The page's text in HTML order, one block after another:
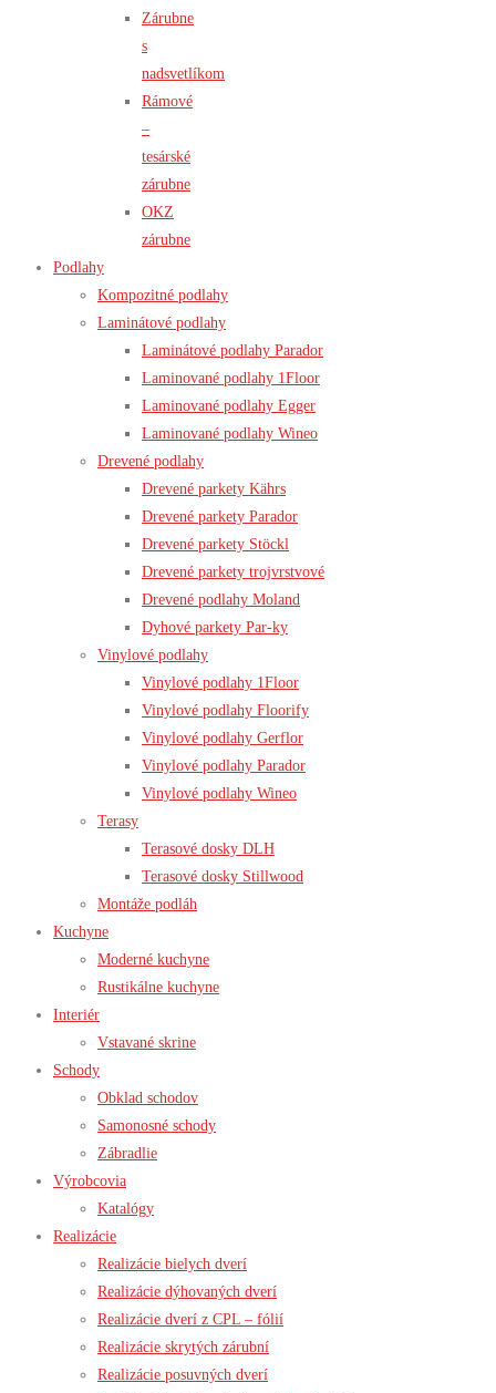
Zárubne
s
nadsvetlíkom
Rámové
–
tesárské
zárubne
OKZ
zárubne
Podlahy
Kompozitné podlahy
Laminátové podlahy
Laminátové podlahy Parador
Laminované podlahy 1Floor
Laminované podlahy Egger
Laminované podlahy Wineo
Drevené podlahy
Drevené parkety Kährs
Drevené parkety Parador
Drevené parkety Stöckl
Drevené parkety trojvrstvové
Drevené podlahy Moland
Dyhové parkety Par-ky
Vinylové podlahy
Vinylové podlahy 1Floor
Vinylové podlahy Floorify
Vinylové podlahy Gerflor
Vinylové podlahy Parador
Vinylové podlahy Wineo
Terasy
Terasové dosky DLH
Terasové dosky Stillwood
Montáže podláh
Kuchyne
Moderné kuchyne
Rustikálne kuchyne
Interiér
Vstavané skrine
Schody
Obklad schodov
Samonosné schody
Zábradlie
Výrobcovia
Katalógy
Realizácie
Realizácie bielych dverí
Realizácie dýhovaných dverí
Realizácie dverí z CPL – fólií
Realizácie skrytých zárubní
Realizácie posuvných dverí